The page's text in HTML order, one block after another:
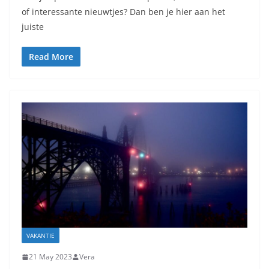
of interessante nieuwtjes? Dan ben je hier aan het
juiste
Read More
VAKANTIE
21 May 2023 Vera